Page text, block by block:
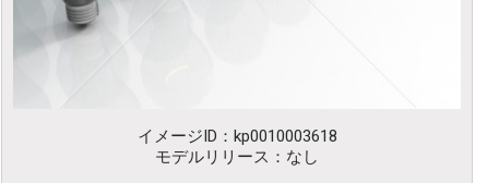
イメージID：kp0010003618
モデルリリース：なし